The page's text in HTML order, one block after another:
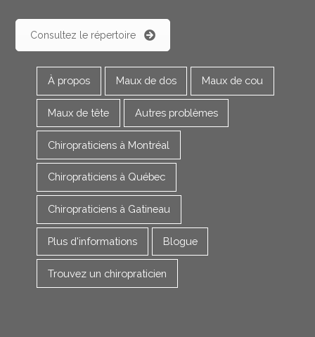
Consultez le répertoire
À propos Maux de dos Maux de cou
Maux de tête Autres problèmes
Chiropraticiens à Montréal
Chiropraticiens à Québec
Chiropraticiens à Gatineau
Plus d'informations Blogue
Trouvez un chiropraticien